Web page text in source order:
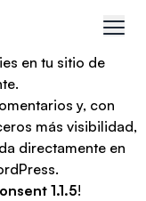
en tu sitio de
y, con
más visibilidad,
directamente en
1.1.5!